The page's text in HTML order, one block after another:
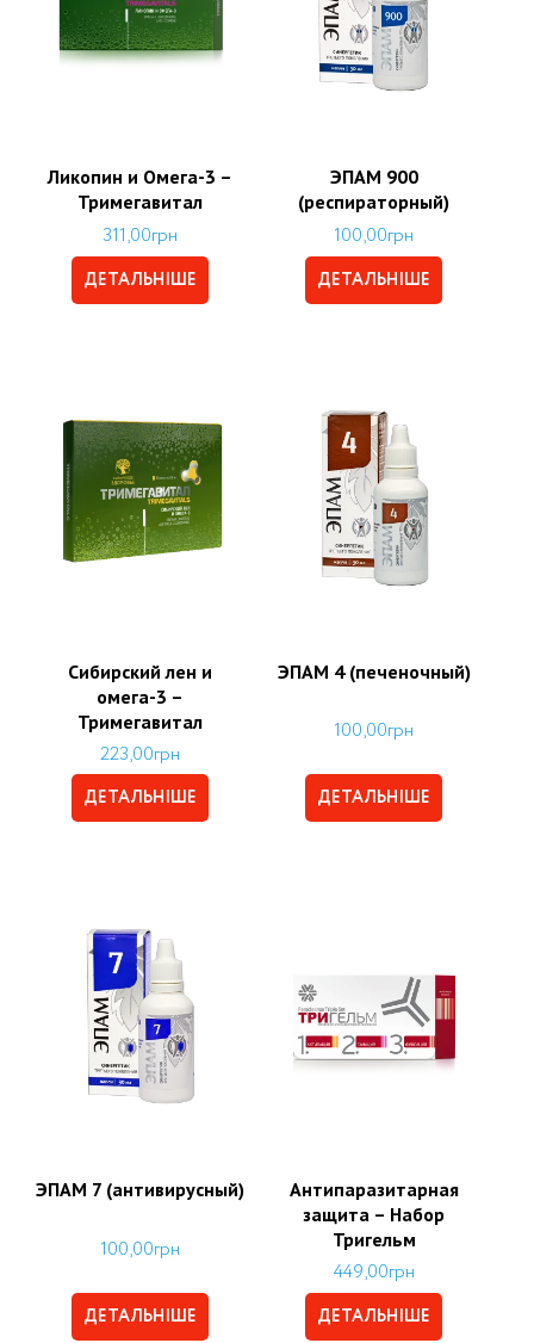
Ликопин и Омега-3 –
Тримегавитал
311,00грн
ДЕТАЛЬНІШЕ
ЭПАМ 900
(респираторный)
100,00грн
ДЕТАЛЬНІШЕ
Сибирский лен и
омега-3 –
Тримегавитал
223,00грн
ДЕТАЛЬНІШЕ
ЭПАМ 4 (печеночный)
100,00грн
ДЕТАЛЬНІШЕ
ЭПАМ 7 (антивирусный)
100,00грн
ДЕТАЛЬНІШЕ
Антипаразитарная
защита – Набор
Тригельм
449,00грн
ДЕТАЛЬНІШЕ